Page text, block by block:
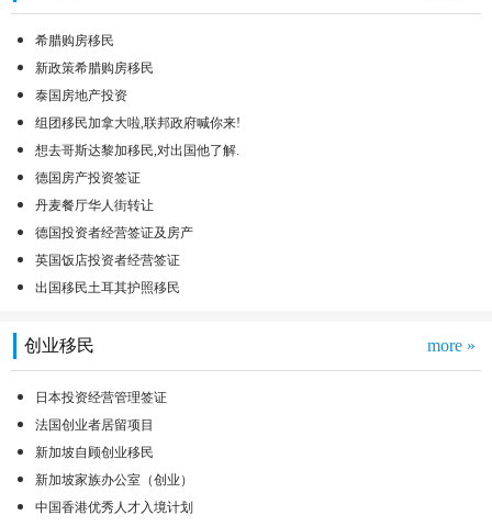
希腊购房移民
新政策希腊购房移民
泰国房地产投资
组团移民加拿大啦,联邦政府喊你来!
想去哥斯达黎加移民,对出国他了解.
德国房产投资签证
丹麦餐厅华人街转让
德国投资者经营签证及房产
英国饭店投资者经营签证
出国移民土耳其护照移民
创业移民 more »
日本投资经营管理签证
法国创业者居留项目
新加坡自顾创业移民
新加坡家族办公室（创业）
中国香港优秀人才入境计划